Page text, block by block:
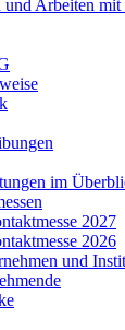
und Arbeiten
im
2027
2026
und